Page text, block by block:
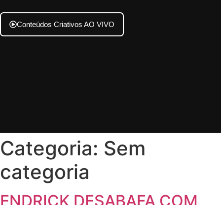
Conteúdos Criativos AO VIVO
Categoria: Sem
categoria
ENDRICK DESABAFA COM